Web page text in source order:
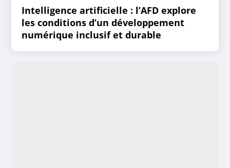
Intelligence artificielle : l’AFD explore
les conditions d’un développement
numérique inclusif et durable